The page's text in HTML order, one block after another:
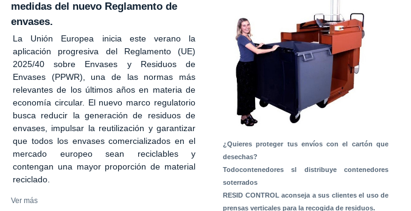
medidas del nuevo Reglamento de
envases.
La Unión Europea inicia este verano la
aplicación progresiva del Reglamento (UE)
2025/40 sobre Envases y Residuos de
Envases (PPWR), una de las normas más
relevantes de los últimos años en materia de
economía circular. El nuevo marco regulatorio
busca reducir la generación de residuos de
envases, impulsar la reutilización y garantizar
que todos los envases comercializados en el
mercado europeo sean reciclables y
contengan una mayor proporción de material
reciclado.
Ver más
¿Quieres proteger tus envíos con el cartón que
desechas?
Todocontenedores sl distribuye contenedores
soterrados
RESID CONTROL aconseja a sus clientes el uso de
prensas verticales para la recogida de residuos.